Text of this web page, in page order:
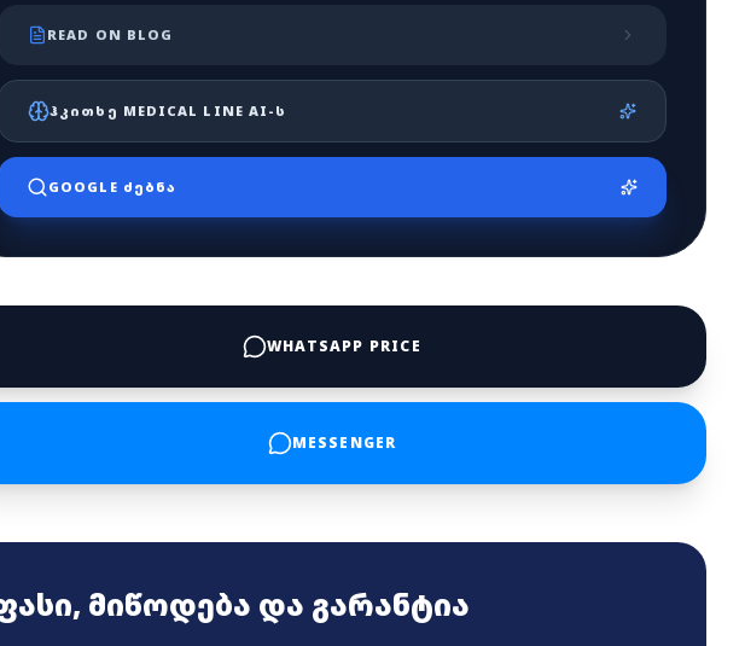
READ ON BLOG
ᲰᲙᲘᲗᲮᲔ MEDICAL LINE AI-Ს
GOOGLE ᲫᲔᲑᲜᲐ
WHATSAPP PRICE
MESSENGER
მიწოდება და გარანტია